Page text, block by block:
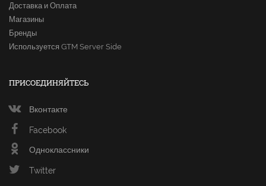
Доставка и Оплата
Магазины
Бренды
Используется GTM Server Side
ПРИСОЕДИНЯЙТЕСЬ
Вконтакте
Facebook
Одноклассники
Twitter